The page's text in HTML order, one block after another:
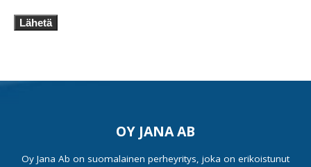
Lähetä
OY JANA AB
Oy Jana Ab on suomalainen perheyritys, joka on erikoistunut